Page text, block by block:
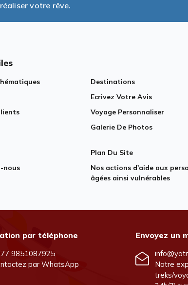
votre rêve.
Destinations
Ecrivez Votre Avis
Voyage Personnaliser
Galerie De Photos
Plan Du Site
nous
Nos actions d'aide aux
âgées ainsi vulnérables
par téléphone
9851087925
par WhatsApp
Envoyez un
Notre
treks/